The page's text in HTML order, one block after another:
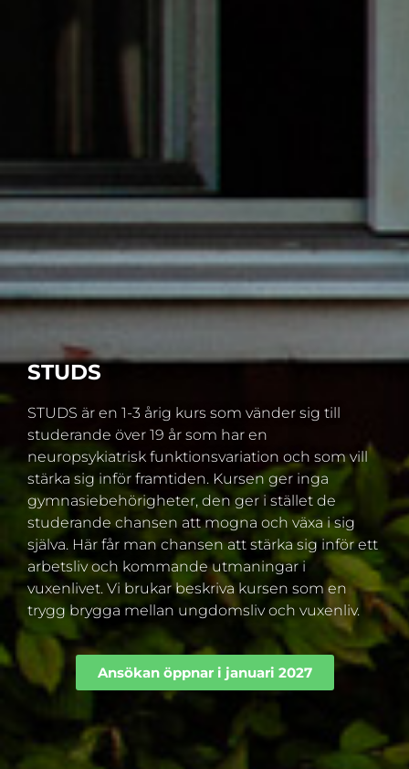
STUDS
STUDS är en 1-3 årig kurs som vänder sig till
studerande över 19 år som har en
neuropsykiatrisk funktionsvariation och som vill
stärka sig inför framtiden. Kursen ger inga
gymnasiebehörigheter, den ger i stället de
studerande chansen att mogna och växa i sig
själva. Här får man chansen att stärka sig inför ett
arbetsliv och kommande utmaningar i
vuxenlivet. Vi brukar beskriva kursen som en
trygg brygga mellan ungdomsliv och vuxenliv.
Ansökan öppnar i januari 2027